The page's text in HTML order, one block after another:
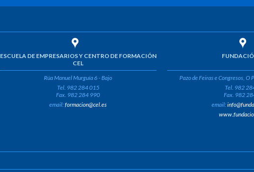
ESCUELA DE EMPRESARIOS Y CENTRO DE FORMACIÓN
CEL
Rúa Manuel Murguía 6 - Bajo
Tel. 982 284 015
Fax. 982 284 990
email:formacion@cel.es
Pazo de Feiras e Congresos,
Tel. 982
Fax. 982
email: